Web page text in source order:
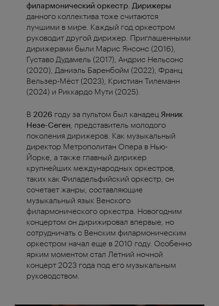
филармонический оркестр Дирижеры
данного коллектива тоже считаются
лучшими в мире. Каждый год оркестром
руководит другой дирижер. Приглашенными
дирижерами были Марис Янсонс (2016),
Густаво Дудамель (2017), Андрис Нельсонс
(2020), Даниэль Баренбойм (2022), Франц
Вельзер-Мёст (2023), Кристиан Тилеманн
(2024) и Риккардо Мути (2025).
В 2026 году за пультом был канадец Янник
Незе-Сеген , представитель молодого
поколения дирижеров. Как музыкальный
директор Метрополитан Опера в Нью-
Йорке, а также главный дирижер
крупнейших международных оркестров,
таких как Филадельфийский оркестр, он
сочетает жанры, составляющие
музыкальный язык Венского
филармонического оркестра. Новогодним
концертом он дирижировал впервые, но
сотрудничать с Венским филармоническим
оркестром начал еще в 2010 году. Особенно
ярким моментом стал Летний ночной
концерт 2023 года под его музыкальным
руководством.